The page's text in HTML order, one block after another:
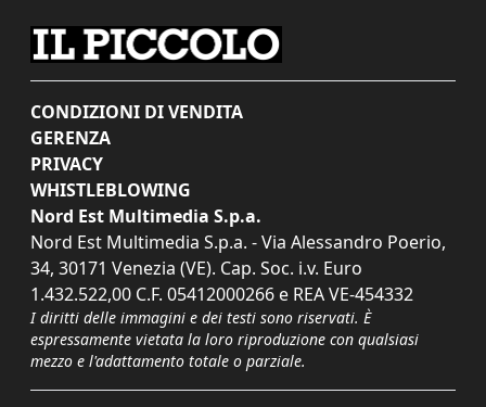
CONDIZIONI DI VENDITA
GERENZA
PRIVACY
WHISTLEBLOWING
Nord Est Multimedia S.p.a.
Nord Est Multimedia S.p.a. - Via Alessandro Poerio,
34, 30171 Venezia (VE). Cap. Soc. i.v. Euro
1.432.522,00 C.F. 05412000266 e REA VE-454332
I diritti delle immagini e dei testi sono riservati. È
espressamente vietata la loro riproduzione con qualsiasi
mezzo e l'adattamento totale o parziale.